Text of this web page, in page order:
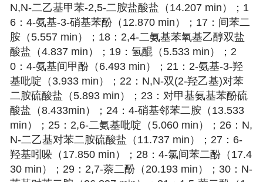
N,N-二乙基甲苯-2,5-二胺盐酸盐（14.207 min）；1
6：4-氨基-3-硝基苯酚（12.870 min）；17：间苯二
胺（5.557 min）；18：2,4-二氨基苯氧基乙醇双盐
酸盐（4.837 min）；19：氢醌（5.533 min）；2
0：4-氨基间甲酚（6.493 min）；21：2-氨基-3-羟
基吡啶（3.933 min）；22：N,N-双(2-羟乙基)对苯
二胺硫酸盐（5.893 min）；23：对甲基氨基苯酚硫
酸盐（8.433min）；24：4-硝基邻苯二胺（13.533
min）；25：2,6-二氨基吡啶（5.060 min）；26：N,
N-二乙基对苯二胺硫酸盐（11.737 min）；27：6-
羟基吲哚（17.850 min）；28：4-氯间苯二酚（17.4
30 min）；29：2,7-萘二酚（20.193 min）；30：N-